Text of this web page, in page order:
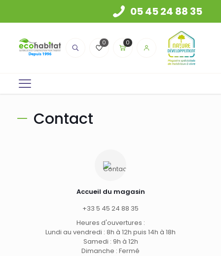
05 45 24 88 35
0 0
Contact
Accueil du magasin
+33 5 45 24 88 35
Heures d'ouvertures :
Lundi au vendredi : 8h à 12h puis 14h à 18h
Samedi : 9h à 12h
Dimanche : Fermé